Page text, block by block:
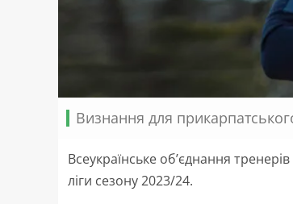
Визнання для
Всеукраїнське об’єднання
ліги сезону 2023/24.